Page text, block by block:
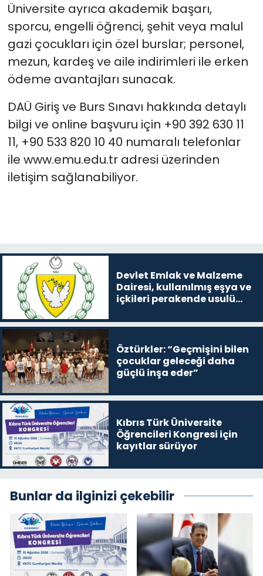
Üniversite ayrıca akademik başarı,
sporcu, engelli öğrenci, şehit veya malul
gazi çocukları için özel burslar; personel,
mezun, kardeş ve aile indirimleri ile erken
ödeme avantajları sunacak.
DAÜ Giriş ve Burs Sınavı hakkında detaylı
bilgi ve online başvuru için +90 392 630 11
11, +90 533 820 10 40 numaralı telefonlar
ile www.emu.edu.tr adresi üzerinden
iletişim sağlanabiliyor.
Devlet Emlak ve Malzeme
Dairesi, kullanılmış eşya ve
içkileri perakende usulü
Öztürkler: “Geçmişini bilen
çocuklar geleceği daha
güçlü inşa eder”
Kıbrıs Türk Üniversite
Öğrencileri Kongresi için
kayıtlar sürüyor
Bunlar da ilginizi çekebilir